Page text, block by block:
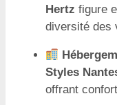
Hertz figure
diversité des
Styles
offrant